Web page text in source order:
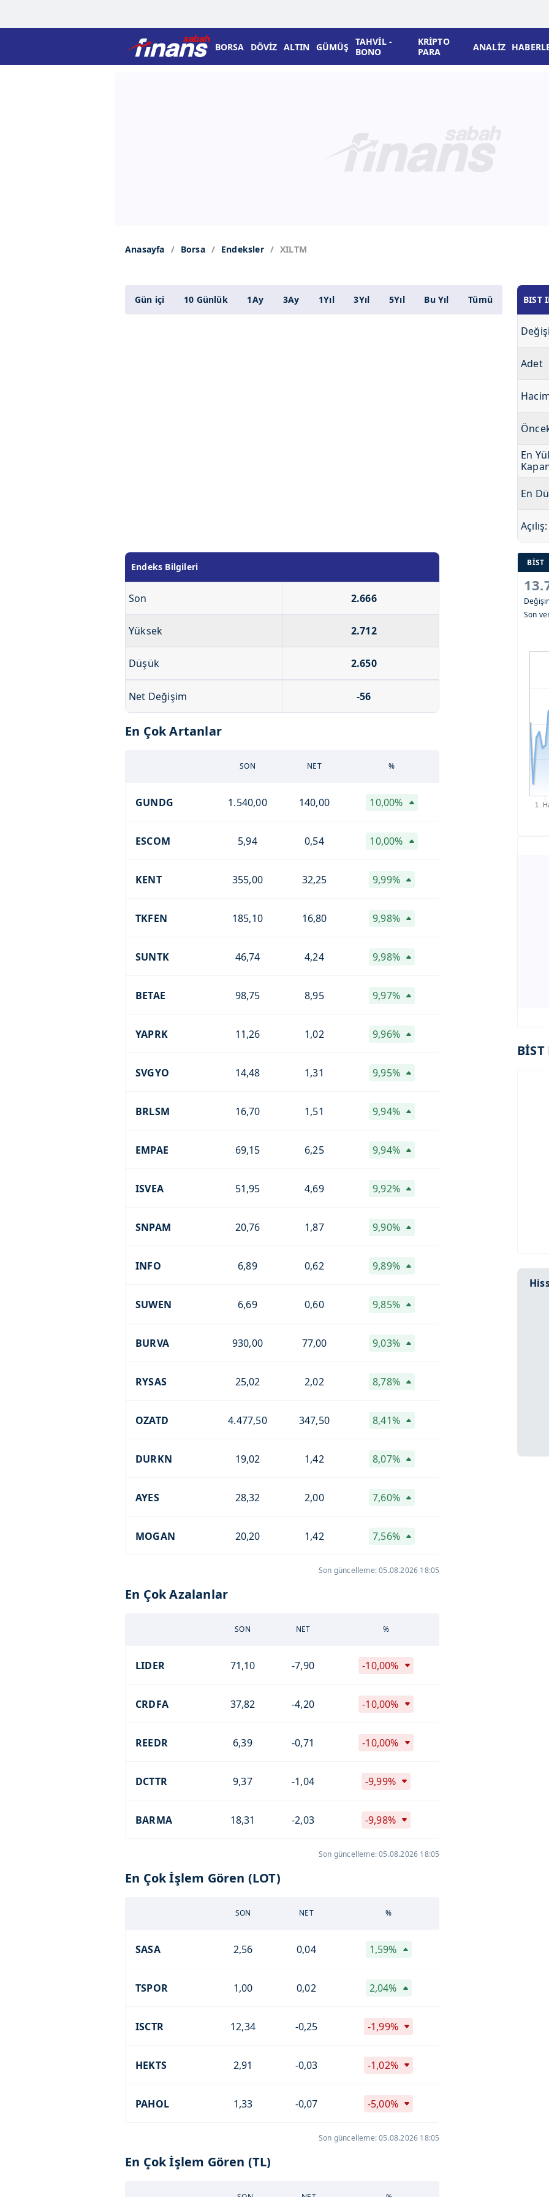
BORSA DÖVİZ ALTIN GÜMÜŞ
TAHVİL -
BONO
KRİPTO
PARA
ANALİZ
Anasayfa Borsa Endeksler XILTM
Gün içi 10 Günlük 1Ay 3Ay 1Yıl 3Yıl 5Yıl Bu Yıl Tümü BIST
Adet
En
En
Açılış:
Endeks Bilgileri
Son 2.666
Yüksek 2.712
Düşük 2.650
Net Değişim -56
En Çok Artanlar
SON NET %
GUNDG 1.540,00 140,00 10,00%
ESCOM 5,94 0,54 10,00%
KENT 355,00 32,25 9,99%
TKFEN 185,10 16,80 9,98%
SUNTK 46,74 4,24 9,98%
BETAE 98,75 8,95 9,97%
YAPRK 11,26 1,02 9,96%
SVGYO 14,48 1,31 9,95%
BRLSM 16,70 1,51 9,94%
EMPAE 69,15 6,25 9,94%
ISVEA 51,95 4,69 9,92%
SNPAM 20,76 1,87 9,90%
INFO 6,89 0,62 9,89%
SUWEN 6,69 0,60 9,85%
BURVA 930,00 77,00 9,03%
RYSAS 25,02 2,02 8,78%
OZATD 4.477,50 347,50 8,41%
DURKN 19,02 1,42 8,07%
AYES 28,32 2,00 7,60%
MOGAN 20,20 1,42 7,56%
Son güncelleme: 05.08.2026 18:05
En Çok Azalanlar
SON NET %
LIDER 71,10 -7,90 -10,00%
CRDFA 37,82 -4,20 -10,00%
REEDR 6,39 -0,71 -10,00%
DCTTR 9,37 -1,04 -9,99%
BARMA 18,31 -2,03 -9,98%
Son güncelleme: 05.08.2026 18:05
En Çok İşlem Gören (LOT)
SON NET %
SASA 2,56 0,04 1,59%
TSPOR 1,00 0,02 2,04%
ISCTR 12,34 -0,25 -1,99%
HEKTS 2,91 -0,03 -1,02%
PAHOL 1,33 -0,07 -5,00%
Son güncelleme: 05.08.2026 18:05
En Çok İşlem Gören (TL)
BİST
Son
1.